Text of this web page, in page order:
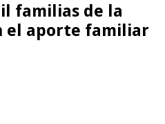
familias de la
el aporte familiar